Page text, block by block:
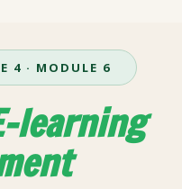
4 · MODULE 6
learning